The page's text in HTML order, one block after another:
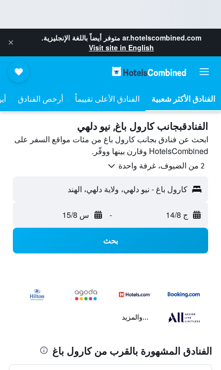
ar.hotelscombined.com متوفر أيضاً باللغة الإنجليزية.
Visit site in English
الفنادق الأعلى تقييماً أرخص الفنادق
الفنادقبجانب كارول باغ, نيو دلهي
ابحث عن فنادق بجانب كارول باغ من مئات مواقع السفر على
HotelsCombined وقارن بينها ووفّر.
2 من الضيوف، غرفة واحدة
كارول باغ - نيو دلهي، ولاية دلهي، الهند
ج 14/8 - س 15/8
بحث
...والمزيد
الفنادق المشهورة بالقرب من كارول باغ